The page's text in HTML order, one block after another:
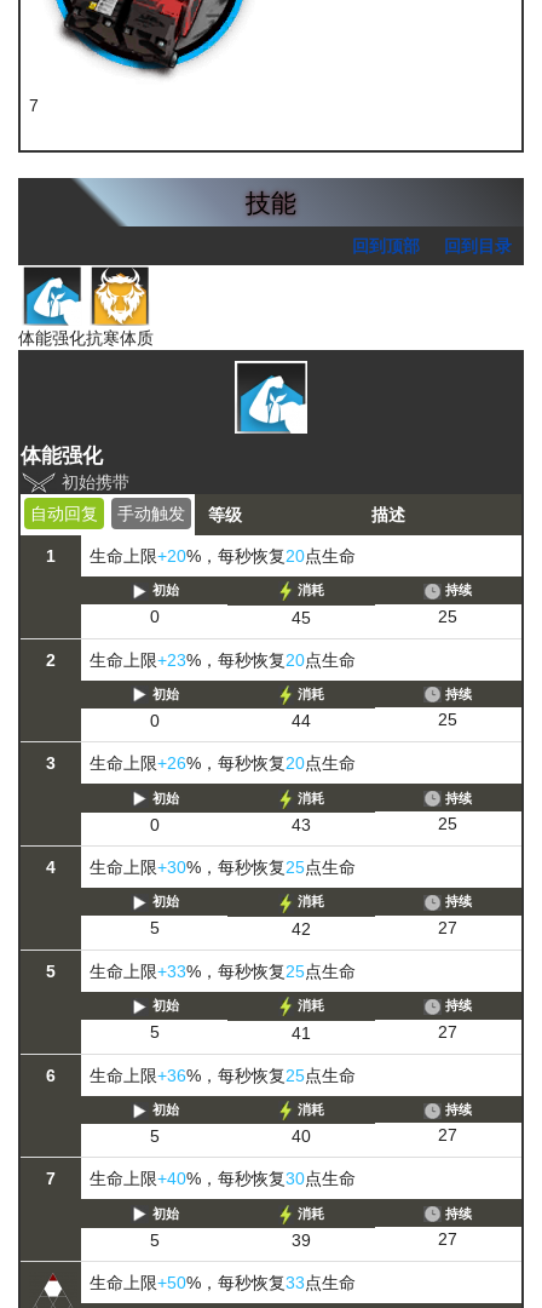
7
技能
回到顶部 回到目录
体能强化抗寒体质
体能强化
初始携带
自动回复
手动触发 等级 描述
1 生命上限+20%，每秒恢复20点生命
初始
0
消耗
45
持续
25
2 生命上限+23%，每秒恢复20点生命
初始
0
消耗
44
持续
25
3 生命上限+26%，每秒恢复20点生命
初始
0
消耗
43
持续
25
4 生命上限+30%，每秒恢复25点生命
初始
5
消耗
42
持续
27
5 生命上限+33%，每秒恢复25点生命
初始
5
消耗
41
持续
27
6 生命上限+36%，每秒恢复25点生命
初始
5
消耗
40
持续
27
7 生命上限+40%，每秒恢复30点生命
初始
5
消耗
39
持续
27
生命上限+50%，每秒恢复33点生命